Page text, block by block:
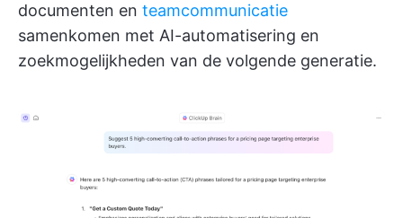
documenten en teamcommunicatie
samenkomen met AI-automatisering en
zoekmogelijkheden van de volgende generatie.